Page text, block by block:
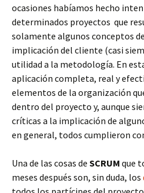
ocasiones habíamos hecho
determinados proyectos que
solamente algunos conceptos de
implicación del cliente (casi
utilidad a la metodología. En
aplicación completa, real y
elementos de la organización
dentro del proyecto y, aunque
críticas a la implicación de
en general, todos cumplieron
Una de las cosas de SCRUM que
meses después son, sin duda, los